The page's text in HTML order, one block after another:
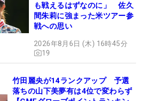
も戦えるはずなのに」 佐久
間朱莉に強まった米ツアー参
戦への思い
2026年8月6日 (木) 16時45分
19
竹田麗央が14ランクアップ 予選
落ちの山下美夢有は4位で変わらず